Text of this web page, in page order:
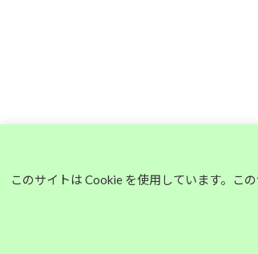
このサイトは Cookie を使用しています。こ